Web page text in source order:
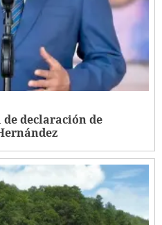
declaración de